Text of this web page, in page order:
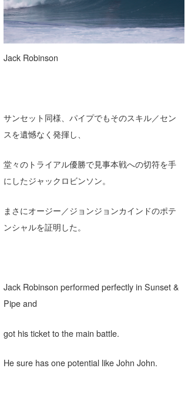
Jack Robinson
サンセット同様、パイプでもそのスキル／セン
スを遺憾なく発揮し、
堂々のトライアル優勝で見事本戦への切符を手
にしたジャックロビンソン。
まさにオージー／ジョンジョンカインドのポテ
ンシャルを証明した。
Jack Robinson performed perfectly in Sunset &
Pipe and
got his ticket to the main battle.
He sure has one potential like John John.